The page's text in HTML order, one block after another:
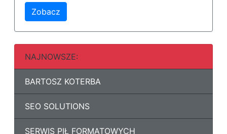
Zobacz
NAJNOWSZE:
BARTOSZ KOTERBA
SEO SOLUTIONS
SERWIS PIŁ FORMATOWYCH